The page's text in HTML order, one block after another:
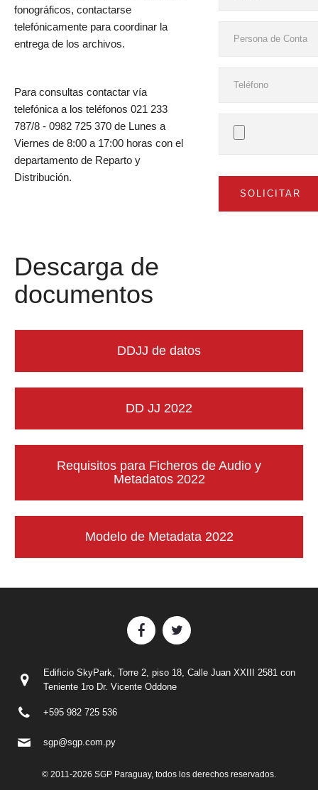
fonográficos, contactarse
telefónicamente para coordinar la
entrega de los archivos.
Para consultas contactar vía
telefónica a los teléfonos 021 233
787/8 - 0982 725 370 de Lunes a
Viernes de 8:00 a 17:00 horas con el
departamento de Reparto y
Distribución.
SOLICITAR
Descarga de
documentos
DDJJ de datos
DD JJ 2022
Requisitos para Ficheros de Audio y
Metadatos 2022
Modelo de Metadata 2022
Edificio SkyPark, Torre 2, piso 18, Calle Juan XXIII 2581 con
Teniente 1ro Dr. Vicente Oddone
+595 982 725 536
sgp@sgp.com.py
© 2011-2026 SGP Paraguay, todos los derechos reservados.